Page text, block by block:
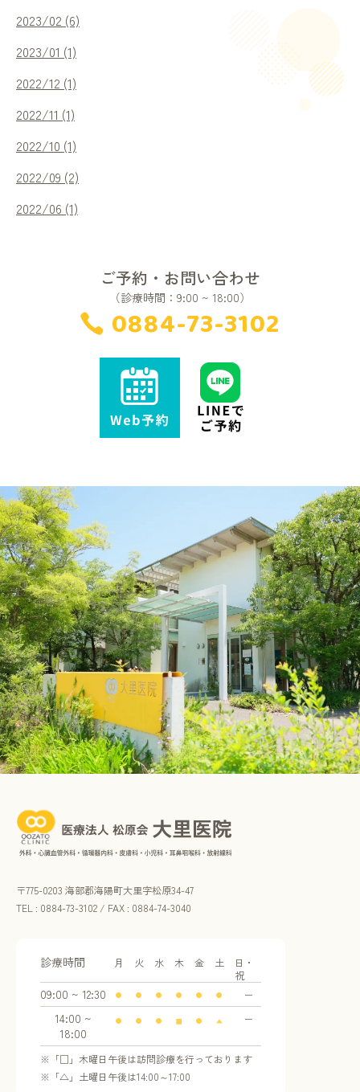
2023/02 (6)
2023/01 (1)
2022/12 (1)
2022/11 (1)
2022/10 (1)
2022/09 (2)
2022/06 (1)
ご予約・お問い合わせ
（診療時間：9:00 ~ 18:00）
0884-73-3102
〒775-0203 海部郡海陽町大里字松原34-47
TEL : 0884-73-3102 / FAX : 0884-74-3040
診療時間 月 火 水 木 金 土
日・
祝
09:00 ~ 12:30 ● ● ● ● ● ● ー
14:00 ~
18:00
● ● ● ■ ● ▲ ー
※「□」木曜日午後は訪問診療を行っております
※「△」土曜日午後は14:00～17:00